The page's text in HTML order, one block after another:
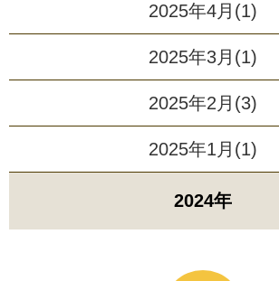
2025年4月(1)
2025年3月(1)
2025年2月(3)
2025年1月(1)
2024年